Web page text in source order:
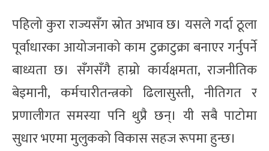
पहिलो कुरा राज्यसँग स्रोत अभाव छ। यसले गर्दा ठूला
पूर्वाधारका आयोजनाको काम टुक्राटुक्रा बनाएर गर्नुपर्ने
बाध्यता छ। सँगसँगै हाम्रो कार्यक्षमता, राजनीतिक
बेइमानी, कर्मचारीतन्त्रको ढिलासुस्ती, नीतिगत र
प्रणालीगत समस्या पनि थुप्रै छन्। यी सबै पाटोमा
सुधार भएमा मुलुकको विकास सहज रूपमा हुन्छ।